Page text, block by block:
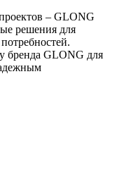
– GLONG
решения для
бренда GLONG для